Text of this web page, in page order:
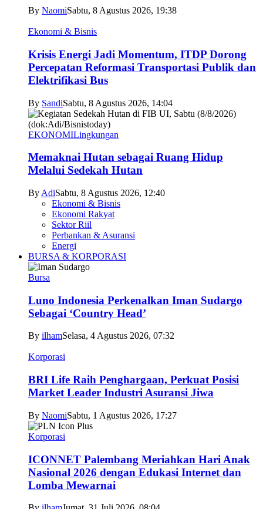
By NaomiSabtu, 8 Agustus 2026, 19:38
Ekonomi & Bisnis
Krisis Energi Jadi Momentum, ITDP Dorong
Percepatan Reformasi Transportasi Publik dan
Elektrifikasi Bus
By SandiSabtu, 8 Agustus 2026, 14:04
EKONOMILingkungan
Memaknai Hutan sebagai Ruang Hidup
Melalui Sedekah Hutan
By AdiSabtu, 8 Agustus 2026, 12:40
Ekonomi & Bisnis
Ekonomi Rakyat
Sektor Riil
Perbankan & Asuransi
Energi
BURSA & KORPORASI
Bursa
Luno Indonesia Perkenalkan Iman Sudargo
Sebagai ‘Country Head’
By ilhamSelasa, 4 Agustus 2026, 07:32
Korporasi
BRI Life Raih Penghargaan, Perkuat Posisi
Market Leader Industri Asuransi Jiwa
By NaomiSabtu, 1 Agustus 2026, 17:27
Korporasi
ICONNET Palembang Meriahkan Hari Anak
Nasional 2026 dengan Edukasi Internet dan
Lomba Mewarnai